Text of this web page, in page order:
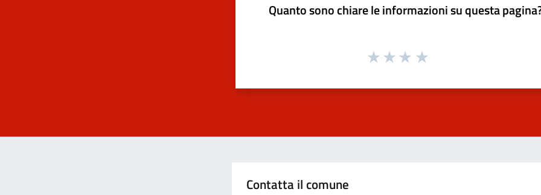
Quanto sono chiare le informazioni su questa
Contatta il comune